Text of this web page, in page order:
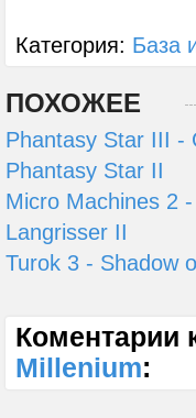
Категория: База
ПОХОЖЕЕ
Phantasy Star III -
Phantasy Star II
Micro Machines 2
Langrisser II
Turok 3 - Shadow
Коментарии
Millenium: